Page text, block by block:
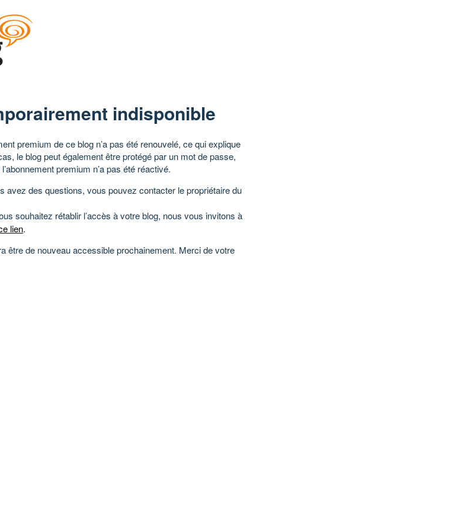
indisponible
premium de ce blog n’a pas été renouvelé, ce qui explique
le blog peut également être protégé par un mot de passe,
premium n’a pas été réactivé.
avez des questions, vous pouvez contacter le propriétaire du
souhaitez rétablir l’accès à votre blog, nous vous invitons à
lien.
être de nouveau accessible prochainement. Merci de votre